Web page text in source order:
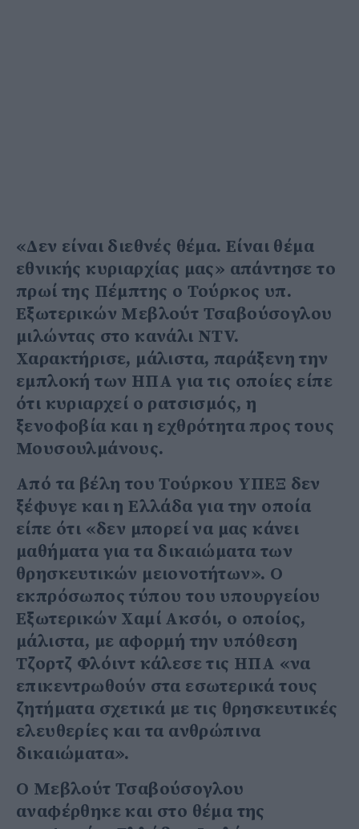
«Δεν είναι διεθνές θέμα. Είναι θέμα
εθνικής κυριαρχίας μας» απάντησε το
πρωί της Πέμπτης ο Τούρκος υπ.
Εξωτερικών Μεβλούτ Τσαβούσογλου
μιλώντας στο κανάλι NTV.
Χαρακτήρισε, μάλιστα, παράξενη την
εμπλοκή των ΗΠΑ για τις οποίες είπε
ότι κυριαρχεί ο ρατσισμός, η
ξενοφοβία και η εχθρότητα προς τους
Μουσουλμάνους.
Από τα βέλη του Τούρκου ΥΠΕΞ δεν
ξέφυγε και η Ελλάδα για την οποία
είπε ότι «δεν μπορεί να μας κάνει
μαθήματα για τα δικαιώματα των
θρησκευτικών μειονοτήτων». Ο
εκπρόσωπος τύπου του υπουργείου
Εξωτερικών Χαμί Ακσόι, ο οποίος,
μάλιστα, με αφορμή την υπόθεση
Τζορτζ Φλόιντ κάλεσε τις ΗΠΑ «να
επικεντρωθούν στα εσωτερικά τους
ζητήματα σχετικά με τις θρησκευτικές
ελευθερίες και τα ανθρώπινα
δικαιώματα».
Ο Μεβλούτ Τσαβούσογλου
αναφέρθηκε και στο θέμα της